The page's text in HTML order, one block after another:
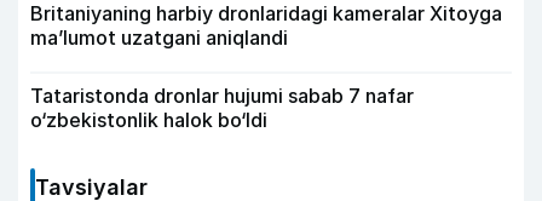
Britaniyaning harbiy dronlaridagi kameralar Xitoyga
ma’lumot uzatgani aniqlandi
Tataristonda dronlar hujumi sabab 7 nafar
o‘zbekistonlik halok bo‘ldi
Tavsiyalar